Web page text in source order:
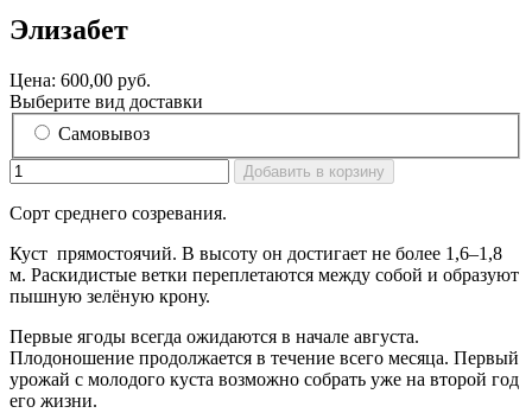
Элизабет
Цена: 600,00 руб.
Выберите вид доставки
Самовывоз
Сорт среднего созревания.
Куст прямостоячий. В высоту он достигает не более 1,6–1,8
м. Раскидистые ветки переплетаются между собой и образуют
пышную зелёную крону.
Первые ягоды всегда ожидаются в начале августа.
Плодоношение продолжается в течение всего месяца. Первый
урожай с молодого куста возможно собрать уже на второй год
его жизни.